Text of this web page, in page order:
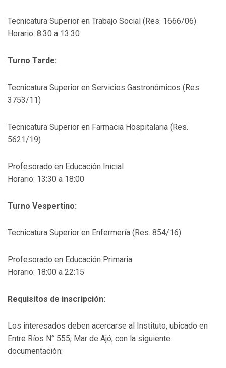
Tecnicatura Superior en Trabajo Social (Res. 1666/06)
Horario: 8:30 a 13:30
Turno Tarde:
Tecnicatura Superior en Servicios Gastronómicos (Res.
3753/11)
Tecnicatura Superior en Farmacia Hospitalaria (Res.
5621/19)
Profesorado en Educación Inicial
Horario: 13:30 a 18:00
Turno Vespertino:
Tecnicatura Superior en Enfermería (Res. 854/16)
Profesorado en Educación Primaria
Horario: 18:00 a 22:15
Requisitos de inscripción:
Los interesados deben acercarse al Instituto, ubicado en
Entre Ríos N° 555, Mar de Ajó, con la siguiente
documentación: